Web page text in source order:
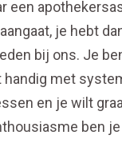
een
je hebt
bij ons. Je
handig met
en je wilt
ben